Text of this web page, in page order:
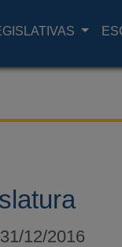
12/2016